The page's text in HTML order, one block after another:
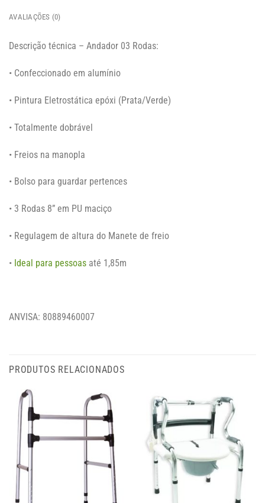
AVALIAÇÕES (0)
Descrição técnica – Andador 03 Rodas:
• Confeccionado em alumínio
• Pintura Eletrostática epóxi (Prata/Verde)
• Totalmente dobrável
• Freios na manopla
• Bolso para guardar pertences
• 3 Rodas 8” em PU maciço
• Regulagem de altura do Manete de freio
• Ideal para pessoas até 1,85m
ANVISA: 80889460007
PRODUTOS RELACIONADOS